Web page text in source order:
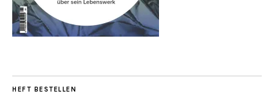
HEFT BESTELLEN